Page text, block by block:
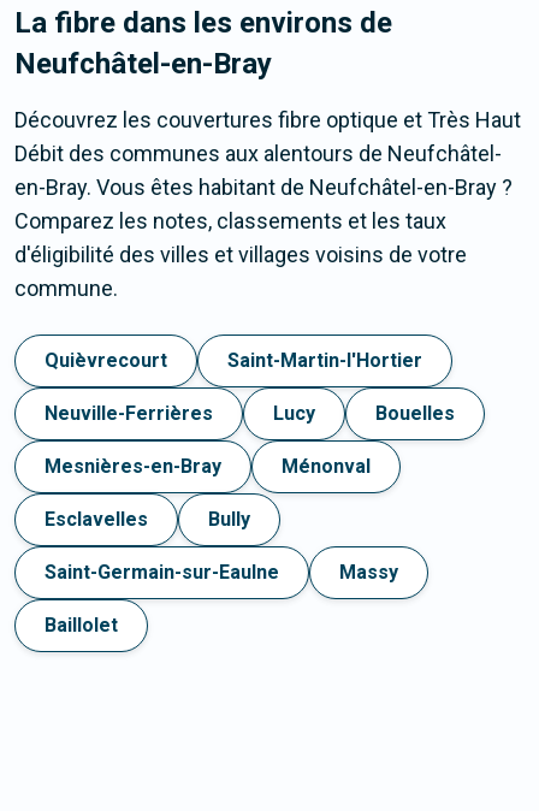
La fibre dans les environs de
Neufchâtel-en-Bray
Découvrez les couvertures fibre optique et Très Haut
Débit des communes aux alentours de Neufchâtel-
en-Bray. Vous êtes habitant de Neufchâtel-en-Bray ?
Comparez les notes, classements et les taux
d'éligibilité des villes et villages voisins de votre
commune.
Quièvrecourt Saint-Martin-l'Hortier
Neuville-Ferrières Lucy Bouelles
Mesnières-en-Bray Ménonval
Esclavelles Bully
Saint-Germain-sur-Eaulne Massy
Baillolet